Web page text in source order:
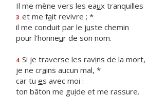
Il me mène vers les eaux tranquilles
3 et me fait revivre ; *
il me conduit par le juste chemin
pour l'honneur de son nom.
4 Si je traverse les ravins de la mort,
je ne crains aucun mal, *
car tu es avec moi :
ton bâton me guide et me rassure.